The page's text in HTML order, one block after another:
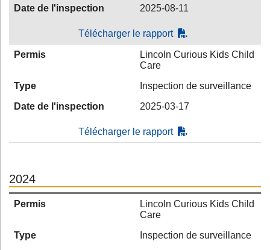
Date de l'inspection
2025-08-11
Télécharger le rapport
Permis
Lincoln Curious Kids Child
Care
Type
Inspection de surveillance
Date de l'inspection
2025-03-17
Télécharger le rapport
2024
Permis
Lincoln Curious Kids Child
Care
Type
Inspection de surveillance